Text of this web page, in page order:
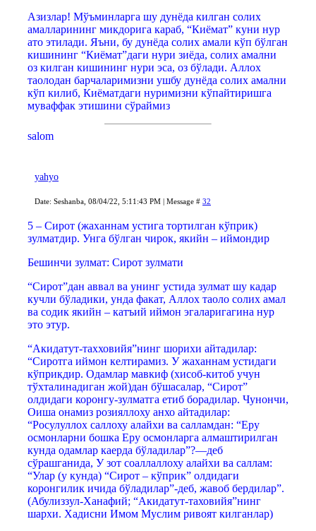
Азизлар! Мўъминларга шу дунёда килган солих
амалларининг микдорига караб, “Киёмат” куни нур
ато этилади. Яъни, бу дунёда солих амали кўп бўлган
кишининг “Киёмат”даги нури зиёда, солих амални
оз килган кишининг нури эса, оз бўлади. Аллох
таолодан барчаларимизни ушбу дунёда солих амални
кўп килиб, Киёматдаги нуримизни кўпайтиришга
муваффак этишини сўраймиз
salom
yahyo
Date: Seshanba, 08/04/22, 5:11:43 PM | Message # 32
5 – Сирот (жаханнам устига тортилган кўприк)
зулматдир. Унга бўлган чирок, якийн – иймондир
Бешинчи зулмат: Сирот зулмaти
“Сирот”дан аввал ва унинг устида зулмат шу кадар
кучли бўладики, унда факат, Аллох таоло солих амал
ва содик якийн – катъий иймон эгаларигагина нур
это этур.
“Акидатут-тахховийя”нинг шорихи айтадилар:
“Сиротга иймон келтирамиз. У жаханнам устидаги
кўприкдир. Одамлар мавкиф (хисоб-китоб учун
тўхталинадиган жой)дан бўшасалар, “Сирот”
олдидаги коронгу-зулматга етиб борадилар. Чунончи,
Оиша онамиз розияллоху анхо айтадилар:
“Росулуллох саллоху алайхи ва салламдан: “Еру
осмонларни бошка Еру осмонларга алмаштирилган
кунда одамлар каерда бўладилар”?—деб
сўрашганида, У зот соаллаллоху алайхи ва саллам:
“Улар (у кунда) “Сирот – кўприк” олдидаги
коронгилик ичида бўладилар”-деб, жавоб бердилар”.
(Абулиззул-Ханафий; “Акидатут-таховийя”нинг
шархи. Хадисни Имом Муслим ривоят килганлар)